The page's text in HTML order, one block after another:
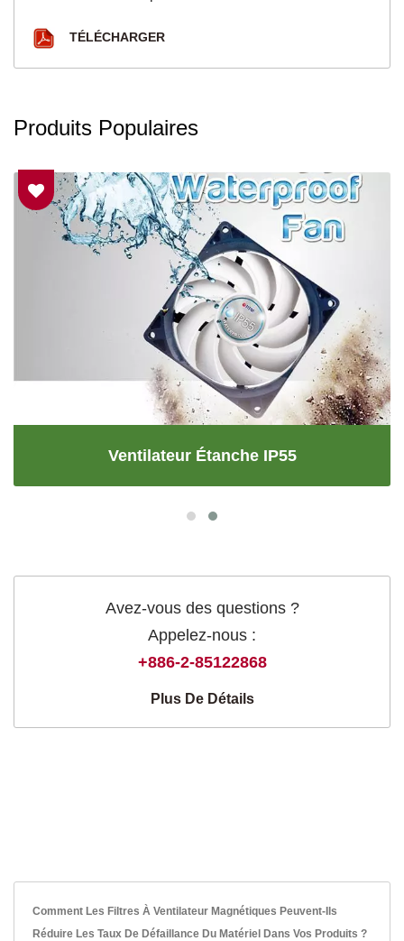
TÉLÉCHARGER
Produits Populaires
Ventilateur Étanche IP55
Avez-vous des questions ?
Appelez-nous :
+886-2-85122868
Plus De Détails
Comment Les Filtres À Ventilateur Magnétiques Peuvent-Ils
Réduire Les Taux De Défaillance Du Matériel Dans Vos Produits ?